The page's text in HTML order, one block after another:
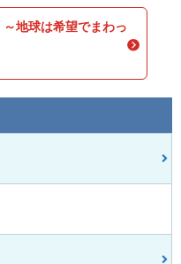
地球は希望でまわっ